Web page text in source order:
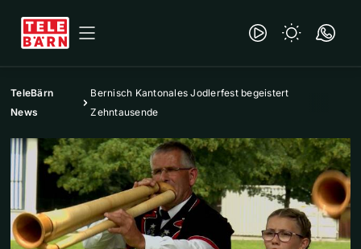
TeleBärn
News
Bernisch Kantonales Jodlerfest begeistert
Zehntausende